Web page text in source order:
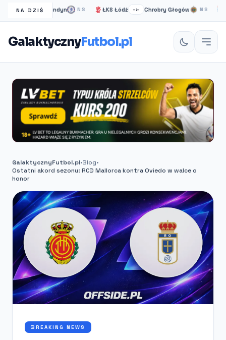
NA DZIŚ
Chelsea Londyn NS ŁKS Łódź –:– Chrobry Głogów NS
GalaktycznyFutbol.pl
GalaktycznyFutbol.pl•Blog•
Ostatni akord sezonu: RCD Mallorca kontra Oviedo w walce o
honor
BREAKING NEWS